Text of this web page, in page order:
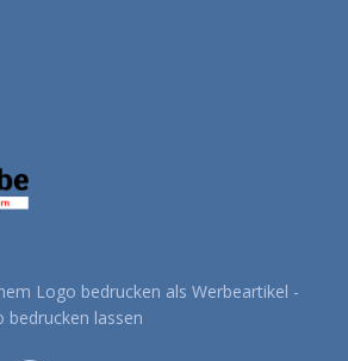
Logo bedrucken als Werbeartikel -
bedrucken lassen